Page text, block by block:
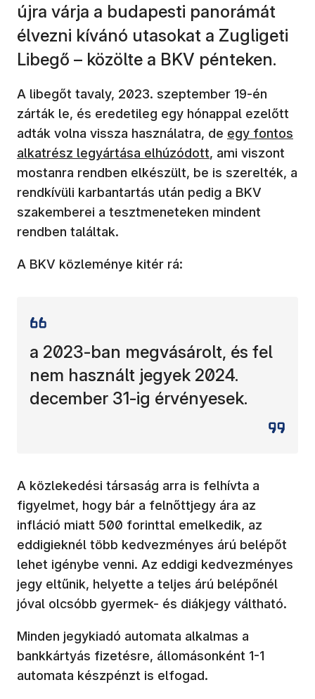
újra várja a budapesti panorámát
élvezni kívánó utasokat a Zugligeti
Libegő – közölte a BKV pénteken.
A libegőt tavaly, 2023. szeptember 19-én
zárták le, és eredetileg egy hónappal ezelőtt
adták volna vissza használatra, de (új ablakban
egy fontos
alkatrész legyártása elhúzódott, ami viszont
mostanra rendben elkészült, be is szerelték, a
rendkívüli karbantartás után pedig a BKV
szakemberei a tesztmeneteken mindent
rendben találtak.
A BKV közleménye kitér rá:
a 2023-ban megvásárolt, és fel
nem használt jegyek 2024.
december 31-ig érvényesek.
A közlekedési társaság arra is felhívta a
figyelmet, hogy bár a felnőttjegy ára az
infláció miatt 500 forinttal emelkedik, az
eddigieknél több kedvezményes árú belépőt
lehet igénybe venni. Az eddigi kedvezményes
jegy eltűnik, helyette a teljes árú belépőnél
jóval olcsóbb gyermek- és diákjegy váltható.
Minden jegykiadó automata alkalmas a
bankkártyás fizetésre, állomásonként 1-1
automata készpénzt is elfogad.